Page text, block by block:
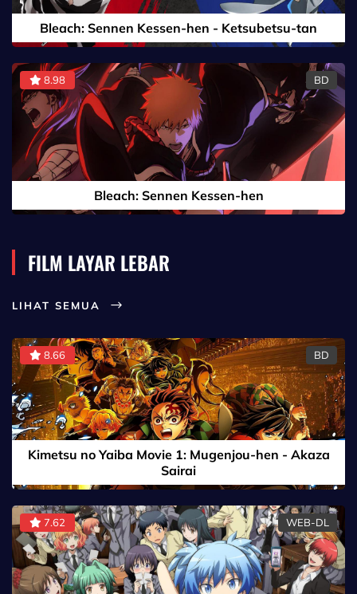
Bleach: Sennen Kessen-hen - Ketsubetsu-tan
8.98 BD
Bleach: Sennen Kessen-hen
FILM LAYAR LEBAR
LIHAT SEMUA
8.66 BD
Kimetsu no Yaiba Movie 1: Mugenjou-hen - Akaza
Sairai
7.62 WEB-DL